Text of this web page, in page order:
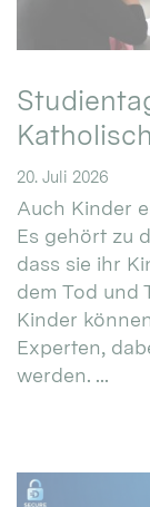
20. Juli 2026
Auch Kinder
Es gehört zu
dass sie ihr
dem Tod und
Kinder
Experten,
werden. ...